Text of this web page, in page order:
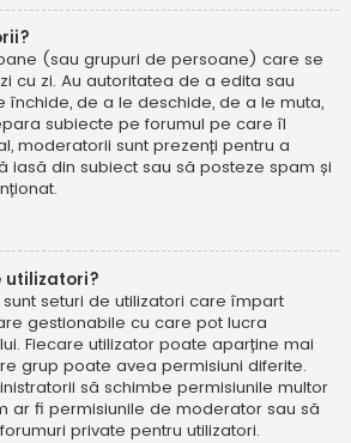
(sau grupuri de persoane) care se
cu zi. Au autoritatea de a edita sau
închide, de a le deschide, de a le muta,
subiecte pe forumul pe care îl
moderatorii sunt prezenți pentru a
iasă din subiect sau să posteze spam și
utilizatori?
seturi de utilizatori care împart
gestionabile cu care pot lucra
Fiecare utilizator poate aparține mai
grup poate avea permisiuni diferite.
să schimbe permisiunile multor
ar fi permisiunile de moderator sau să
private pentru utilizatori.